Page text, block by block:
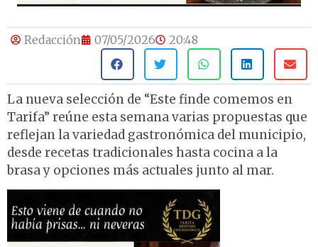
Redacción 07/05/2026 20:48
La nueva selección de “Este finde comemos en
Tarifa” reúne esta semana varias propuestas que
reflejan la variedad gastronómica del municipio,
desde recetas tradicionales hasta cocina a la
brasa y opciones más actuales junto al mar.